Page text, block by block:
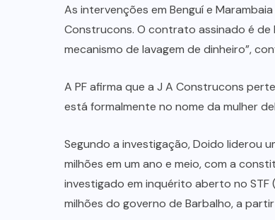
As intervenções em Benguí e
Construcons. O contrato assinado é de
mecanismo de lavagem de dinheiro”,
A PF afirma que a J A Construcons
está formalmente no nome da mulher
Segundo a investigação, Doido liderou
milhões em um ano e meio, com a
investigado em inquérito aberto no STF
milhões do governo de Barbalho, a